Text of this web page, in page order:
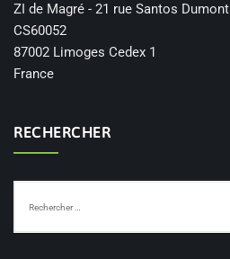
ZI de Magré - 21 rue Santos Dumont
CS60052
87002 Limoges Cedex 1
France
RECHERCHER